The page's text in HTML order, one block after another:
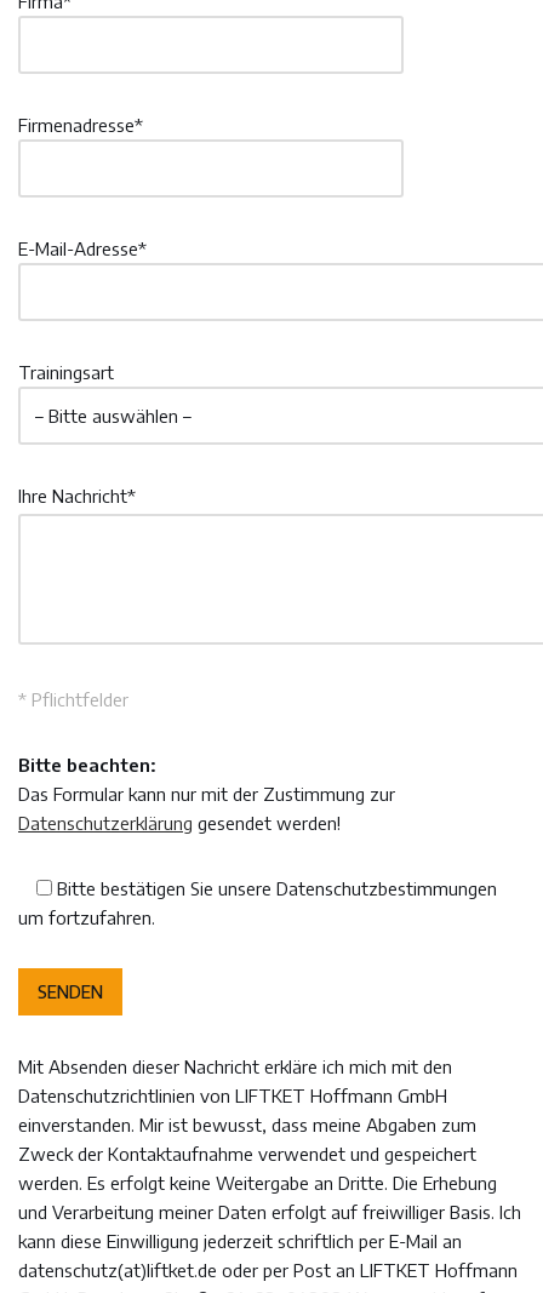
Firmenadresse*
E-Mail-Adresse*
Trainingsart
Ihre Nachricht*
* Pflichtfelder
Bitte beachten:
Das Formular kann nur mit der Zustimmung zur
Datenschutzerklärung gesendet werden!
Bitte bestätigen Sie unsere Datenschutzbestimmungen
um fortzufahren.
Mit Absenden dieser Nachricht erkläre ich mich mit den
Datenschutzrichtlinien von LIFTKET Hoffmann GmbH
einverstanden. Mir ist bewusst, dass meine Abgaben zum
Zweck der Kontaktaufnahme verwendet und gespeichert
werden. Es erfolgt keine Weitergabe an Dritte. Die Erhebung
und Verarbeitung meiner Daten erfolgt auf freiwilliger Basis. Ich
kann diese Einwilligung jederzeit schriftlich per E-Mail an
datenschutz(at)liftket.de oder per Post an LIFTKET Hoffmann